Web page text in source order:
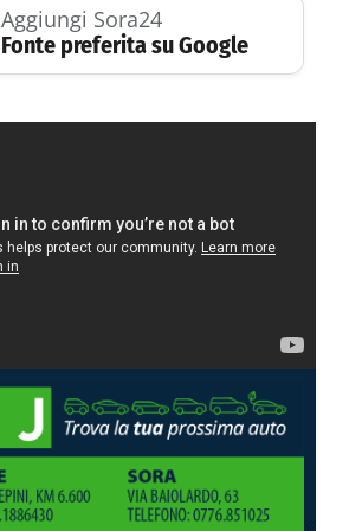
Aggiungi Sora24
Fonte preferita su Google